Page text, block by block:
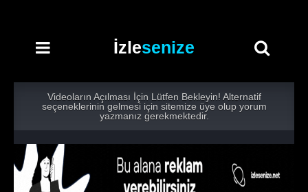
İzlesenize
Videoların Açılması İçin Lütfen Bekleyin! Alternatif
seçeneklerinin gelmesi için sitemize üye olup yorum
yazmanız gerekmektedir.